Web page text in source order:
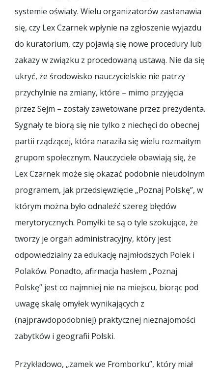
systemie oświaty. Wielu organizatorów zastanawia
się, czy Lex Czarnek wpłynie na zgłoszenie wyjazdu
do kuratorium, czy pojawią się nowe procedury lub
zakazy w związku z procedowaną ustawą. Nie da się
ukryć, że środowisko nauczycielskie nie patrzy
przychylnie na zmiany, które – mimo przyjęcia
przez Sejm – zostały zawetowane przez prezydenta.
Sygnały te biorą się nie tylko z niechęci do obecnej
partii rządzącej, która naraziła się wielu rozmaitym
grupom społecznym. Nauczyciele obawiają się, że
Lex Czarnek może się okazać podobnie nieudolnym
programem, jak przedsięwzięcie „Poznaj Polskę”, w
którym można było odnaleźć szereg błędów
merytorycznych. Pomyłki te są o tyle szokujące, że
tworzy je organ administracyjny, który jest
odpowiedzialny za edukację najmłodszych Polek i
Polaków. Ponadto, afirmacja hasłem „Poznaj
Polskę” jest co najmniej nie na miejscu, biorąc pod
uwagę skalę omyłek wynikających z
(najprawdopodobniej) praktycznej nieznajomości
zabytków i geografii Polski.
Przykładowo, „zamek we Fromborku”, który miał